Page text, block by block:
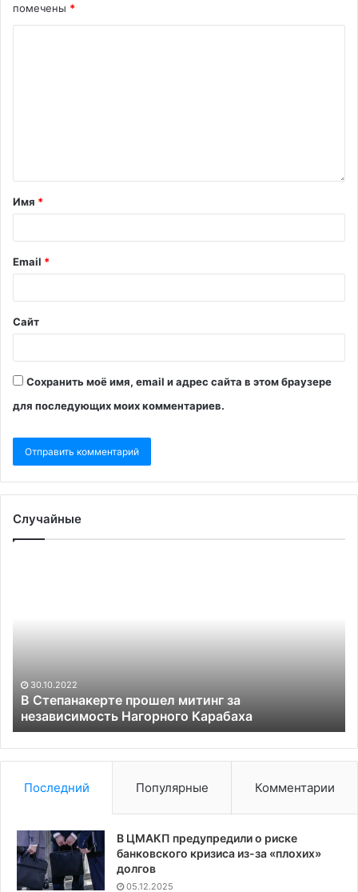
помечены *
Имя *
Email *
Сайт
Сохранить моё имя, email и адрес сайта в этом браузере
для последующих моих комментариев.
Случайные
Карабаха
30.10.2022
В Степанакерте прошел митинг за
независимость Нагорного Карабаха
Последний Популярные Комментарии
В ЦМАКП предупредили о риске
банковского кризиса из-за «плохих»
долгов
05.12.2025